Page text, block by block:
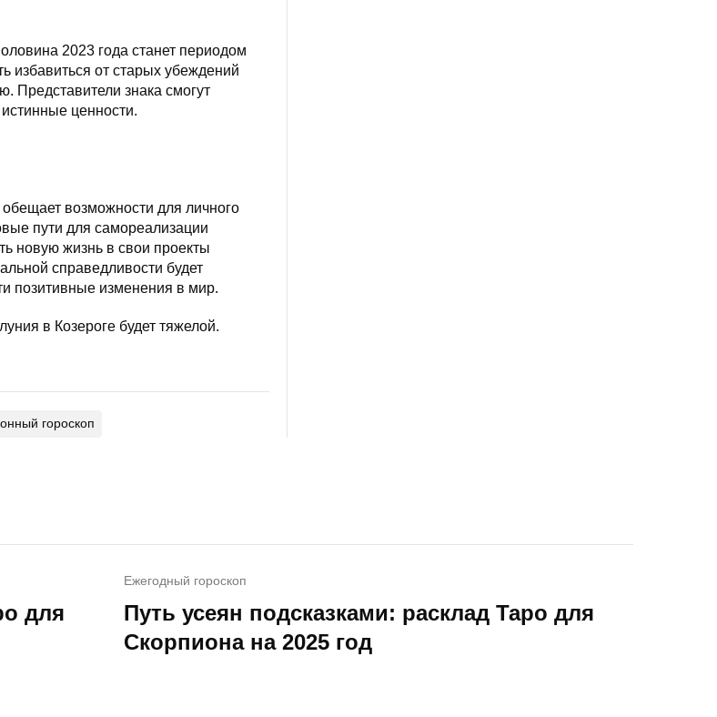
2023 года станет периодом
избавиться от старых убеждений
Представители знака смогут
ценности.
возможности для личного
пути для самореализации
новую жизнь в свои проекты
справедливости будет
позитивные изменения в мир.
в Козероге будет тяжелой.
гороскоп
для
Ежегодный гороскоп
Путь усеян подсказками: расклад Таро для
Скорпиона на 2025 год